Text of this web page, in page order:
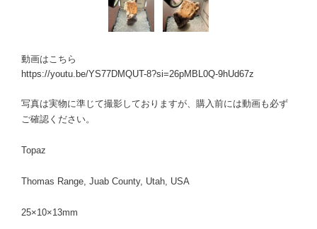
動画はこちら
https://youtu.be/YS77DMQUT-8?si=26pMBL0Q-9hUd67z
写真は実物に準じて撮影しておりますが、購入前には動画も必ず
ご確認ください。
Topaz
Thomas Range, Juab County, Utah, USA
25×10×13mm